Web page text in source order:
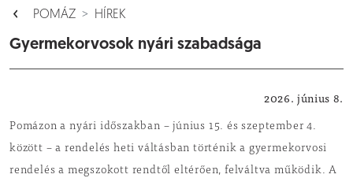
POMÁZ HÍREK
Gyermekorvosok nyári szabadsága
2026. június 8.
Pomázon a nyári időszakban – június 15. és szeptember 4.
között – a rendelés heti váltásban történik a gyermekorvosi
rendelés a megszokott rendtől eltérően, felváltva működik. A